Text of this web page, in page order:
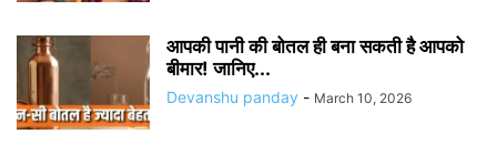
आपकी पानी की बोतल ही बना सकती है आपको
बीमार! जानिए...
Devanshu panday - March 10, 2026